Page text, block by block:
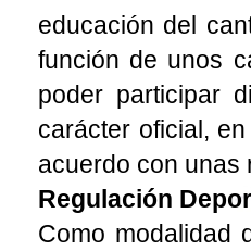
educación del
función de unos
poder participar
carácter oficial,
acuerdo con unas
Regulación
Como modalidad